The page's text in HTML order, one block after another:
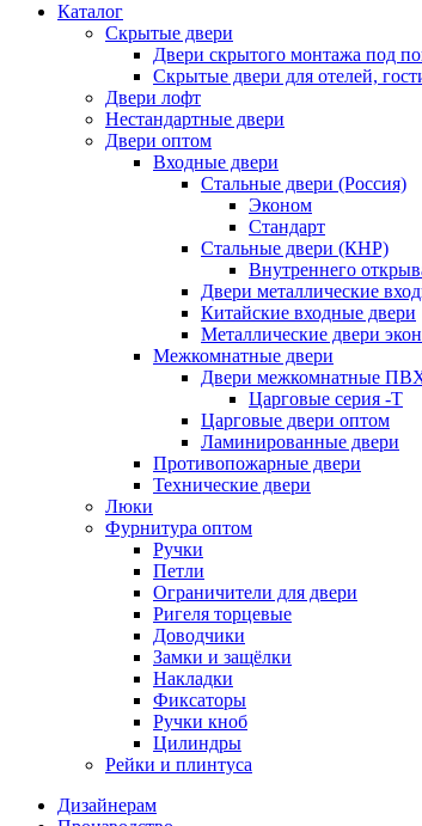
Каталог
Скрытые двери
Двери скрытого монтажа под
Скрытые двери для отелей,
Двери лофт
Нестандартные двери
Двери оптом
Входные двери
Стальные двери (Россия)
Эконом
Стандарт
Стальные двери (КНР)
Внутреннего
Двери металлические
Китайские входные двери
Металлические двери
Межкомнатные двери
Двери межкомнатные
Царговые серия -Т
Царговые двери оптом
Ламинированные двери
Противопожарные двери
Технические двери
Люки
Фурнитура оптом
Ручки
Петли
Ограничители для двери
Ригеля торцевые
Доводчики
Замки и защёлки
Накладки
Фиксаторы
Ручки кноб
Цилиндры
Рейки и плинтуса
Дизайнерам